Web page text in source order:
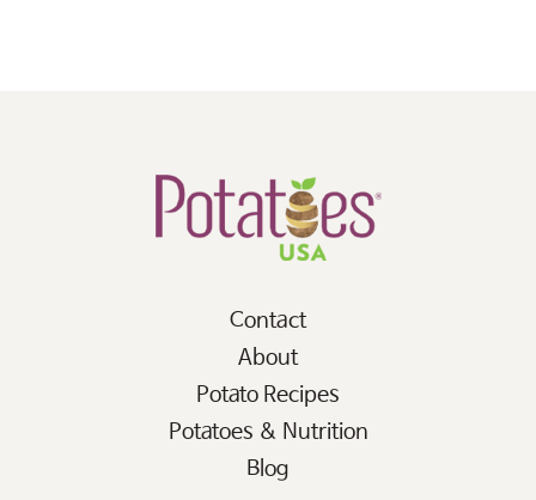
Contact
About
Potato Recipes
Potatoes & Nutrition
Blog